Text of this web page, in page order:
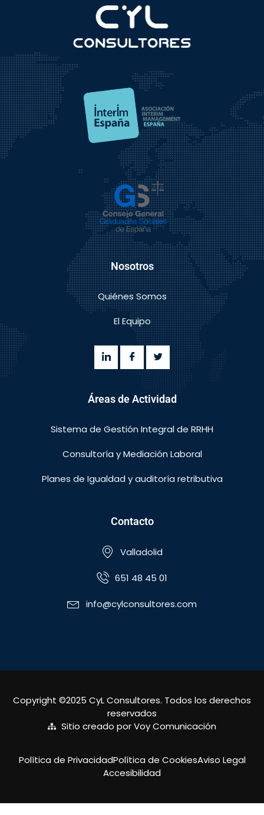
Nosotros
Quiénes Somos
El Equipo
Áreas de Actividad
Sistema de Gestión Integral de RRHH
Consultoría y Mediación Laboral
Planes de Igualdad y auditoría retributiva
Contacto
Valladolid
651 48 45 01
info@cylconsultores.com
Copyright ©2025 CyL Consultores. Todos los derechos
reservados
Sitio creado por Voy Comunicación
Política de PrivacidadPolítica de CookiesAviso Legal
Accesibilidad